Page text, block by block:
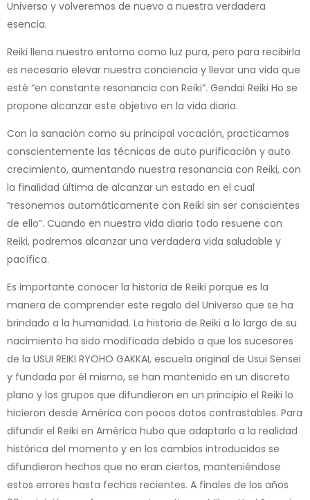
Universo y volveremos de nuevo a nuestra verdadera
esencia.
Reiki llena nuestro entorno como luz pura, pero para recibirla
es necesario elevar nuestra conciencia y llevar una vida que
esté “en constante resonancia con Reiki”. Gendai Reiki Ho se
propone alcanzar este objetivo en la vida diaria.
Con la sanación como su principal vocación, practicamos
conscientemente las técnicas de auto purificación y auto
crecimiento, aumentando nuestra resonancia con Reiki, con
la finalidad última de alcanzar un estado en el cual
“resonemos automáticamente con Reiki sin ser conscientes
de ello”. Cuando en nuestra vida diaria todo resuene con
Reiki, podremos alcanzar una verdadera vida saludable y
pacífica.
Es importante conocer la historia de Reiki porque es la
manera de comprender este regalo del Universo que se ha
brindado a la humanidad. La historia de Reiki a lo largo de su
nacimiento ha sido modificada debido a que los sucesores
de la USUI REIKI RYOHO GAKKAI, escuela original de Usui Sensei
y fundada por él mismo, se han mantenido en un discreto
plano y los grupos que difundieron en un principio el Reiki lo
hicieron desde América con pocos datos contrastables. Para
difundir el Reiki en América hubo que adaptarlo a la realidad
histórica del momento y en los cambios introducidos se
difundieron hechos que no eran ciertos, manteniéndose
estos errores hasta fechas recientes. A finales de los años